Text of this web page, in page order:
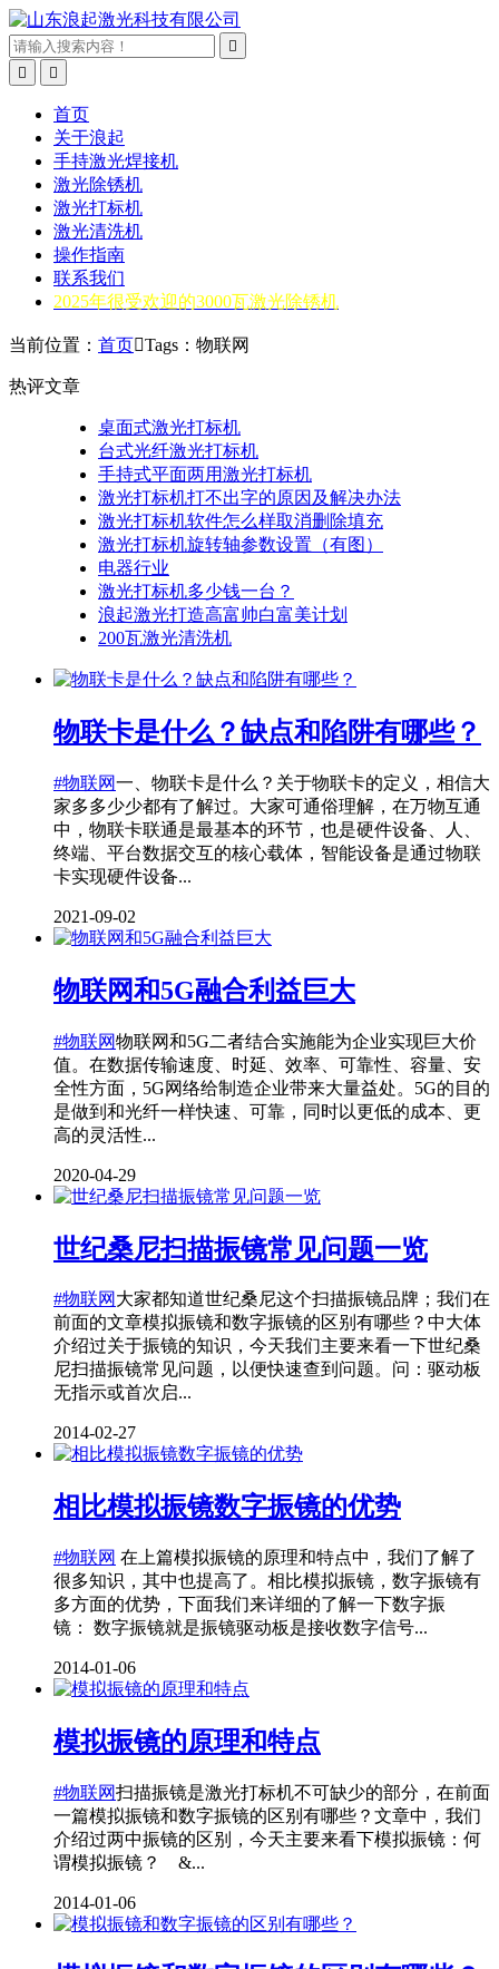



首页
关于浪起
手持激光焊接机
激光除锈机
激光打标机
激光清洗机
操作指南
联系我们
2025年很受欢迎的3000瓦激光除锈机
当前位置： 首页Tags：物联网
热评文章
桌面式激光打标机
台式光纤激光打标机
手持式平面两用激光打标机
激光打标机打不出字的原因及解决办法
激光打标机软件怎么样取消删除填充
激光打标机旋转轴参数设置（有图）
电器行业
激光打标机多少钱一台？
浪起激光打造高富帅白富美计划
200瓦激光清洗机
物联卡是什么？缺点和陷阱有哪些？
#物联网一、物联卡是什么？关于物联卡的定义，相信大
家多多少少都有了解过。大家可通俗理解，在万物互通
中，物联卡联通是最基本的环节，也是硬件设备、人、
终端、平台数据交互的核心载体，智能设备是通过物联
卡实现硬件设备...
2021-09-02
物联网和5G融合利益巨大
#物联网物联网和5G二者结合实施能为企业实现巨大价
值。在数据传输速度、时延、效率、可靠性、容量、安
全性方面，5G网络给制造企业带来大量益处。5G的目的
是做到和光纤一样快速、可靠，同时以更低的成本、更
高的灵活性...
2020-04-29
世纪桑尼扫描振镜常见问题一览
#物联网 大家都知道世纪桑尼这个扫描振镜品牌；我们在
前面的文章模拟振镜和数字振镜的区别有哪些？中大体
介绍过关于振镜的知识，今天我们主要来看一下世纪桑
尼扫描振镜常见问题，以便快速查到问题。问：驱动板
无指示或首次启...
2014-02-27
相比模拟振镜数字振镜的优势
#物联网 在上篇模拟振镜的原理和特点中，我们了解了
很多知识，其中也提高了。相比模拟振镜，数字振镜有
多方面的优势，下面我们来详细的了解一下数字振
镜： 数字振镜就是振镜驱动板是接收数字信号...
2014-01-06
模拟振镜的原理和特点
#物联网扫描振镜是激光打标机不可缺少的部分，在前面
一篇模拟振镜和数字振镜的区别有哪些？文章中，我们
介绍过两中振镜的区别，今天主要来看下模拟振镜：何
谓模拟振镜？ &...
2014-01-06